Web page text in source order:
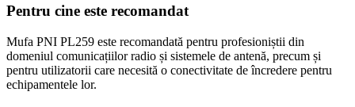
Pentru cine este recomandat
Mufa PNI PL259 este recomandată pentru profesioniștii din
domeniul comunicațiilor radio și sistemele de antenă, precum și
pentru utilizatorii care necesită o conectivitate de încredere pentru
echipamentele lor.